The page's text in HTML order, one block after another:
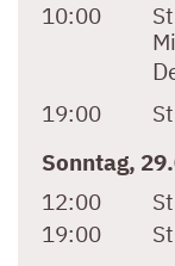
10:00
19:00
Sonntag,
12:00
19:00